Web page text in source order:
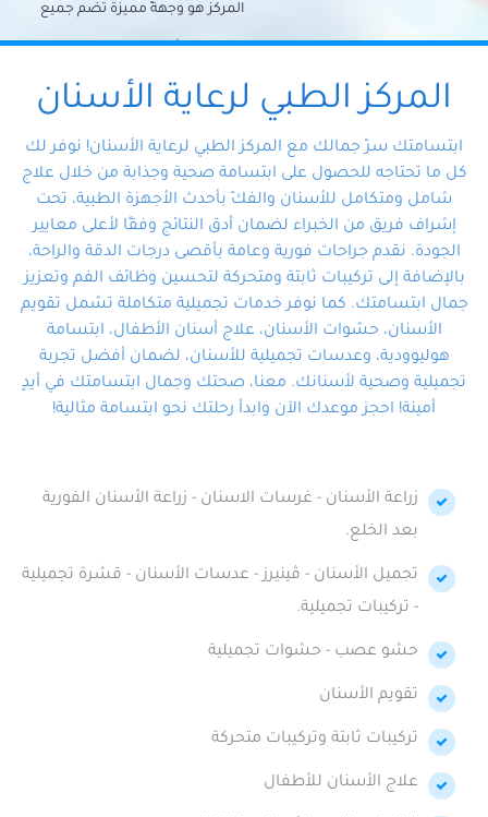
المركز هو وجهةً مميزة تضم جميع
احتياجات الأسنان تحت سقف واحد،
وتضمن لك حلاً شاملًا لجميع
المتخصص ذوي الخبرة، ستجد نفسك
في أيد أمينة تلبي احتياجاتك بكل
احترافية ودقة.
المركز الطبي لرعاية الأسنان
ابتسامتك سرّ جمالك مع المركز الطبي لرعاية الأسنان! نوفر لك
كل ما تحتاجه للحصول على ابتسامة صحية وجذابة من خلال علاج
شامل ومتكامل للأسنان والفكّ بأحدث الأجهزة الطبية، تحت
إشراف فريق من الخبراء لضمان أدق النتائج وفقًا لأعلى معايير
الجودة. نقدم جراحات فورية وعامة بأقصى درجات الدقة والراحة،
بالإضافة إلى تركيبات ثابتة ومتحركة لتحسين وظائف الفم وتعزيز
جمال ابتسامتك. كما نوفر خدمات تجميلية متكاملة تشمل تقويم
الأسنان، حشوات الأسنان، علاج أسنان الأطفال، ابتسامة
هوليوودية، وعدسات تجميلية للأسنان، لضمان أفضل تجربة
تجميلية وصحية لأسنانك. معنا، صحتك وجمال ابتسامتك في أيدٍ
أمينة! احجز موعدك الآن وابدأ رحلتك نحو ابتسامة مثالية!
زراعة الأسنان - غرسات الاسنان - زراعة الأسنان الفورية
بعد الخلع.
تجميل الأسنان - ڤينيرز - عدسات الأسنان - قشرة تجميلية
- تركيبات تجميلية.
حشو عصب - حشوات تجميلية
تقويم الأسنان
تركيبات ثابتة وتركيبات متحركة
علاج الأسنان للأطفال